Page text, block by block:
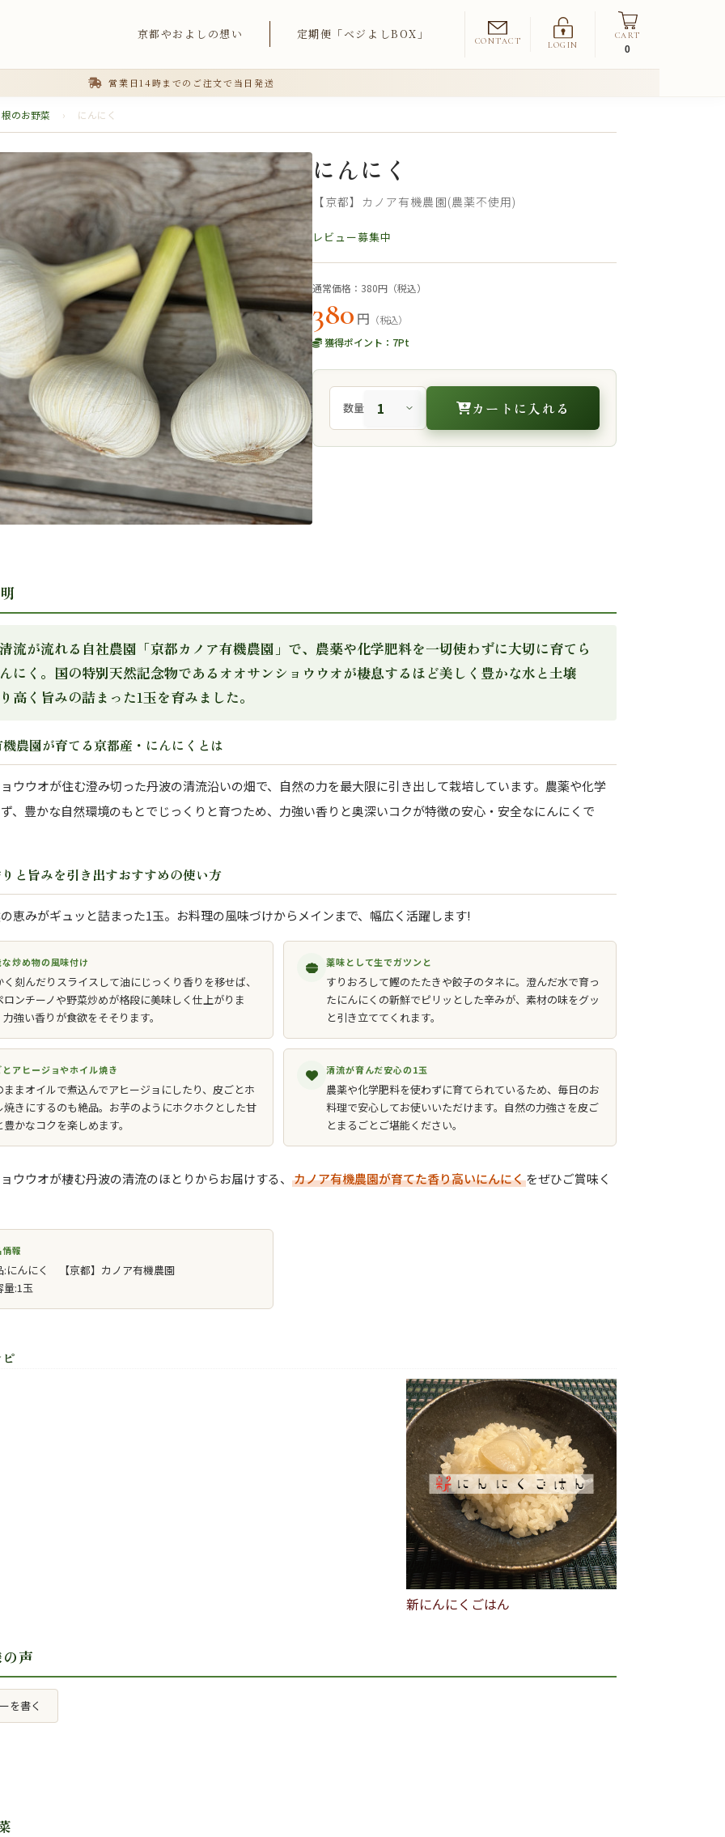
京都やおよしの想い 定期便「ベジよしBOX」 CONTACT LOGIN
CART
0
営業日14時までのご注文で当日発送
根のお野菜 › にんにく
にんにく
【京都】カノア有機農園(農薬不使用)
レビュー募集中
通常価格：380円（税込）
380 円 （税込）
獲得ポイント： 7Pt
数量 カートに入れる
流が流れる自社農園「京都カノア有機農園」で、農薬や化学肥料を一切使わずに大切に育てら
にく。国の特別天然記念物であるオオサンショウウオが棲息するほど美しく豊かな水と土壌
高く旨みの詰まった1玉を育みました。
機農園が育てる京都産・にんにくとは
ウウオが住む澄み切った丹波の清流沿いの畑で、自然の力を最大限に引き出して栽培しています。農薬や化学
、豊かな自然環境のもとでじっくりと育つため、力強い香りと奥深いコクが特徴の安心・安全なにんにくで
と旨みを引き出すおすすめの使い方
恵みがギュッと詰まった1玉。お料理の風味づけからメインまで、幅広く活躍します!
な炒め物の風味付け
く刻んだりスライスして油にじっくり香りを移せば、
ロンチーノや野菜炒めが格段に美味しく仕上がりま
力強い香りが食欲をそそります。
薬味として生でガツンと
すりおろして鰹のたたきや餃子のタネに。澄んだ水で育っ
たにんにくの新鮮でピリッとした辛みが、素材の味をグッ
と引き立ててくれます。
とアヒージョやホイル焼き
ままオイルで煮込んでアヒージョにしたり、皮ごとホ
焼きにするのも絶品。お芋のようにホクホクとした甘
豊かなコクを楽しめます。
清流が育んだ安心の1玉
農薬や化学肥料を使わずに育てられているため、毎日のお
料理で安心してお使いいただけます。自然の力強さを皮ご
とまるごとご堪能ください。
ウウオが棲む丹波の清流のほとりからお届けする、カノア有機農園が育てた香り高いにんにくをぜひご賞味く
報
:にんにく 【京都】カノア有機農園
量:1玉
新にんにくごはん
声
を書く